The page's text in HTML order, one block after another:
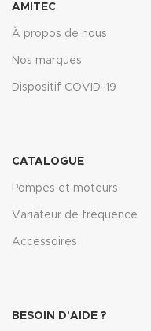
AMITEC
À propos de nous
Nos marques
Dispositif COVID-19
CATALOGUE
Pompes et moteurs
Variateur de fréquence
Accessoires
BESOIN D'AIDE ?